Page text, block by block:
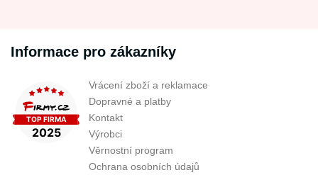
Informace pro zákazníky
Vrácení zboží a reklamace
Dopravné a platby
Kontakt
Výrobci
Věrnostní program
Ochrana osobních údajů